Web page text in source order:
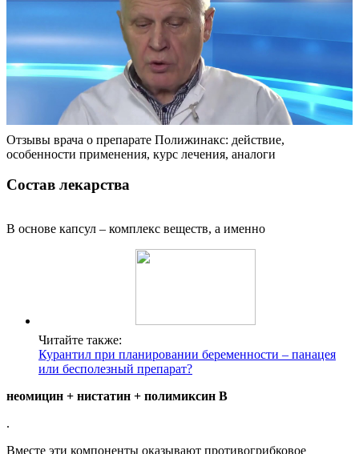
Отзывы врача о препарате Полижинакс: действие,
особенности применения, курс лечения, аналоги
Состав лекарства
В основе капсул – комплекс веществ, а именно
Читайте также:
Курантил при планировании беременности – панацея
или бесполезный препарат?
неомицин + нистатин + полимиксин В
.
Вместе эти компоненты оказывают противогрибковое